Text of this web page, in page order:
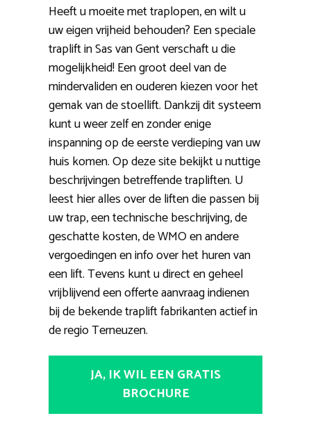
Heeft u moeite met traplopen, en wilt u
uw eigen vrijheid behouden? Een speciale
traplift in Sas van Gent verschaft u die
mogelijkheid! Een groot deel van de
mindervaliden en ouderen kiezen voor het
gemak van de stoellift. Dankzij dit systeem
kunt u weer zelf en zonder enige
inspanning op de eerste verdieping van uw
huis komen. Op deze site bekijkt u nuttige
beschrijvingen betreffende trapliften. U
leest hier alles over de liften die passen bij
uw trap, een technische beschrijving, de
geschatte kosten, de WMO en andere
vergoedingen en info over het huren van
een lift. Tevens kunt u direct en geheel
vrijblijvend een offerte aanvraag indienen
bij de bekende traplift fabrikanten actief in
de regio Terneuzen.
JA, IK WIL EEN GRATIS
BROCHURE